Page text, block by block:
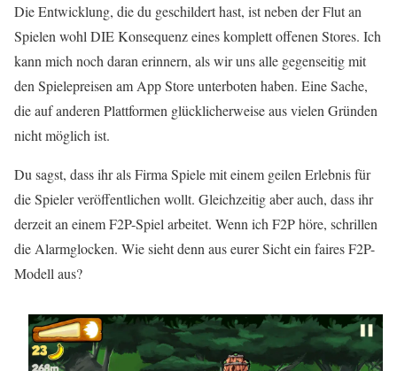
Die Entwicklung, die du geschildert hast, ist neben der Flut an
Spielen wohl DIE Konsequenz eines komplett offenen Stores. Ich
kann mich noch daran erinnern, als wir uns alle gegenseitig mit
den Spielepreisen am App Store unterboten haben. Eine Sache,
die auf anderen Plattformen glücklicherweise aus vielen Gründen
nicht möglich ist.
Du sagst, dass ihr als Firma Spiele mit einem geilen Erlebnis für
die Spieler veröffentlichen wollt. Gleichzeitig aber auch, dass ihr
derzeit an einem F2P-Spiel arbeitet. Wenn ich F2P höre, schrillen
die Alarmglocken. Wie sieht denn aus eurer Sicht ein faires F2P-
Modell aus?